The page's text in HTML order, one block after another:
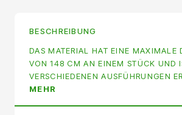
BESCHREIBUNG
DAS MATERIAL HAT EINE MAXIMALE
VON 148 CM AN EINEM STÜCK UND
VERSCHIEDENEN AUSFÜHRUNGEN
MEHR